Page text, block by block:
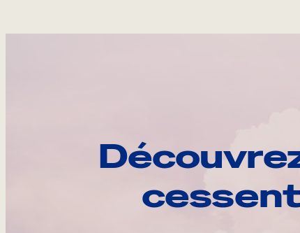
cessent